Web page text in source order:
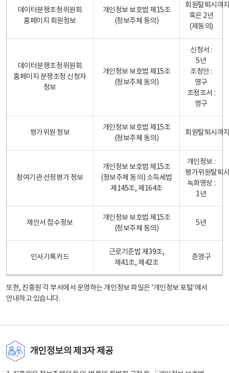
데이터분쟁조정위원회
홈페이지 회원정보
개인정보 보호법 제15조
(정보주체 동의)
회원탈퇴시까
혹은 2년
(재동의)
데이터분쟁조정위원회
홈페이지 분쟁조정 신청자
정보
개인정보 보호법 제15조
(정보주체 동의)
신청서 :
5년
조정안 :
영구
조정조서 :
영구
평가위원 정보
개인정보 보호법 제15조
(정보주체 동의)
회원탈퇴시까
참여기관 선정평가 정보
개인정보 보호법 제15조
(정보주체 동의) 소득세법
제145조, 제164조
개인정보 :
평가위원탈퇴
녹화영상 :
1년
제안서 접수정보
개인정보 보호법 제15조
(정보주체 동의)
5년
인사기록카드
근로기준법 제39조,
제41조, 제42조
준영구
또한, 진흥원 각 부서에서 운영하는 개인정보 파일은 '개인정보 포털'에서
안내하고 있습니다.
개인정보의 제3자 제공